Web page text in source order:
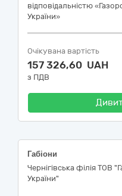
відповідальністю
України»
Очікувана вартість
157 326,60 UAH
з ПДВ
Габіони
Чернігівська філія ТОВ
України"